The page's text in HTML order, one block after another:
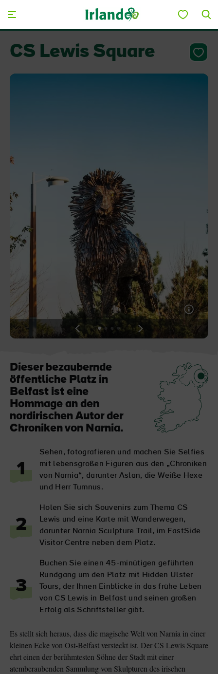
Der Blarney Stone im
Blarney Castle
Game of Thrones
Studiotour
CS Lewis Square
View
slide
View
slide
View
slide
View
slide
Dieser bezaubernde
öffentliche Platz in
Belfast ist eine
Hommage an den
nordirischen Autor der
Chroniken von Narnia.
1
Sehen, fotografieren und machen Sie Selfies
mit lebensgroßen Figuren aus den „Chroniken
von Narnia“, darunter Aslan, die Weiße Hexe
und Herr Tumnus.
2
Holen Sie sich Souvenirs zum Thema CS
Lewis und eine Karte mit Wanderwegen,
darunter Narnia Sculpture Trail, im EastSide
Visitor Centre neben dem Platz.
3
Buchen Sie einen 45-minütigen geführten
Rundgang um den Platz mit Hidden Ulster
Tours, der Ihnen Einblicke in das frühe Leben
von CS Lewis in Belfast und seinen großen
Erfolg als Schriftsteller gibt.
Es stellt sich heraus, dass die magische Welt von Narnia in einer
kleinen Ecke von Ost-Belfast versteckt ist. Der CS Lewis Square
ehrt einen der berühmtesten Söhne der Stadt mit einer
atemberaubenden Sammlung von Skulpturen des irischen